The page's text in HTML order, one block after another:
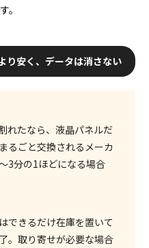
。
り安く、データは消さない
れたなら、液晶パネルだ
るごと交換されるメーカ
3分の1 ほどになる場合
できるだけ在庫を置いて
。取り寄せが必要な場合